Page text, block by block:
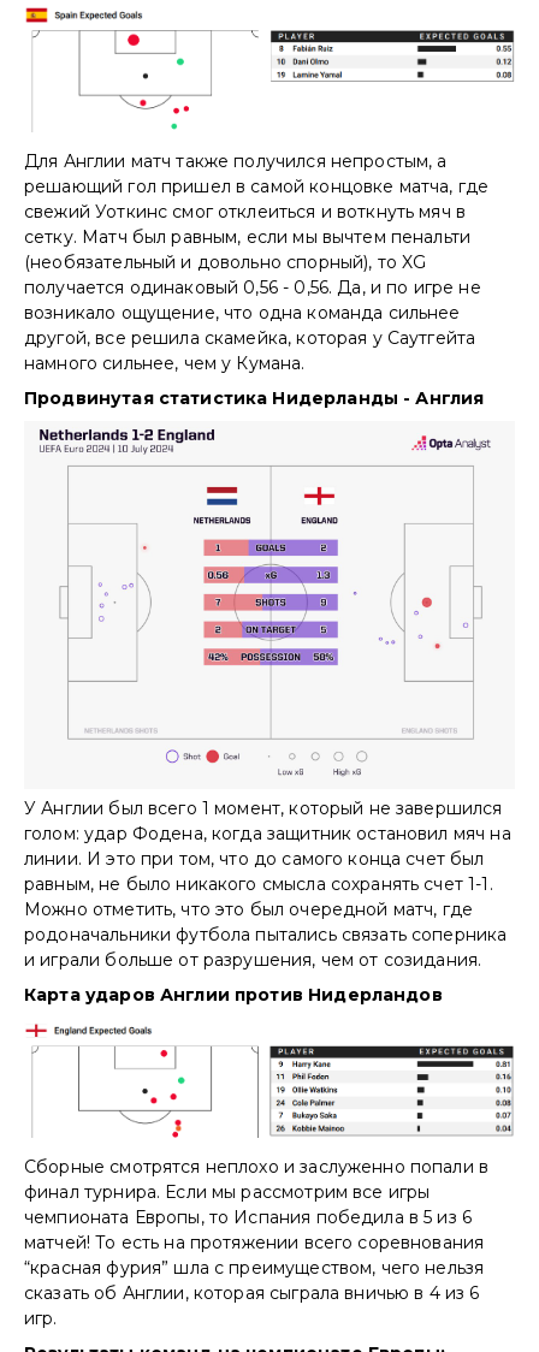
Для Англии матч также получился непростым, а
решающий гол пришел в самой концовке матча, где
свежий Уоткинс смог отклеиться и воткнуть мяч в
сетку. Матч был равным, если мы вычтем пенальти
(необязательный и довольно спорный), то XG
получается одинаковый 0,56 - 0,56. Да, и по игре не
возникало ощущение, что одна команда сильнее
другой, все решила скамейка, которая у Саутгейта
намного сильнее, чем у Кумана.
Продвинутая статистика Нидерланды - Англия
У Англии был всего 1 момент, который не завершился
голом: удар Фодена, когда защитник остановил мяч на
линии. И это при том, что до самого конца счет был
равным, не было никакого смысла сохранять счет 1-1.
Можно отметить, что это был очередной матч, где
родоначальники футбола пытались связать соперника
и играли больше от разрушения, чем от созидания.
Карта ударов Англии против Нидерландов
Сборные смотрятся неплохо и заслуженно попали в
финал турнира. Если мы рассмотрим все игры
чемпионата Европы, то Испания победила в 5 из 6
матчей! То есть на протяжении всего соревнования
“красная фурия” шла с преимуществом, чего нельзя
сказать об Англии, которая сыграла вничью в 4 из 6
игр.